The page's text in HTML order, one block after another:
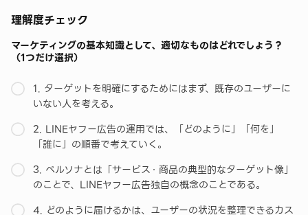
理解度チェック
マーケティングの基本知識として、適切なものはどれでしょう？
（1つだけ選択）
1. ターゲットを明確にするためにはまず、既存のユーザーに
いない人を考える。
2. LINEヤフー広告の運用では、「どのように」「何を」
「誰に」の順番で考えていく。
3. ペルソナとは「サービス・商品の典型的なターゲット像」
のことで、LINEヤフー広告独自の概念のことである。
4. どのように届けるかは、ユーザーの状況を整理できるカス